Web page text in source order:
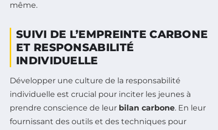
même.
SUIVI DE L’EMPREINTE CARBONE
ET RESPONSABILITÉ
INDIVIDUELLE
Développer une culture de la responsabilité
individuelle est crucial pour inciter les jeunes à
prendre conscience de leur bilan carbone. En leur
fournissant des outils et des techniques pour